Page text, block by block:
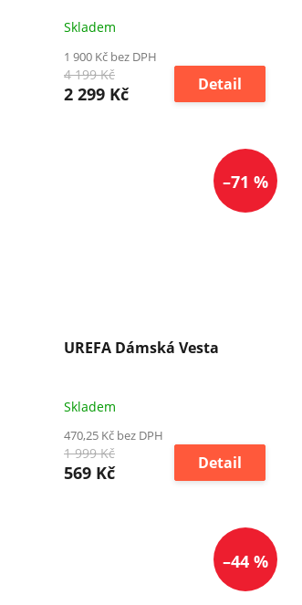
Skladem
1 900 Kč bez DPH
4 199 Kč
2 299 Kč Detail
–71 %
UREFA Dámská Vesta
Skladem
470,25 Kč bez DPH
1 999 Kč
569 Kč Detail
–44 %